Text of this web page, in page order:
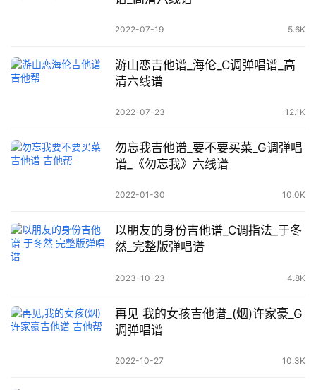
2022-07-19 5.6K
游山恋吉他谱_海伦_C调弹唱谱_高
清六线谱
2022-07-23 12.1K
勿忘我吉他谱_要不要买菜_G调弹唱
谱_《勿忘我》六线谱
2022-01-30 10.0K
以朋友的身份吉他谱_C调指法_于冬
然_完整版弹唱谱
2023-10-23 4.8K
再见 我的女孩吉他谱_(烟)许家豪_G
调弹唱谱
2022-10-27 10.3K